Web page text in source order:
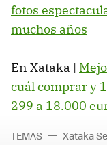
fotos
muchos años
En Xataka |
cuál comprar y
299 a 18.000
TEMAS Xataka